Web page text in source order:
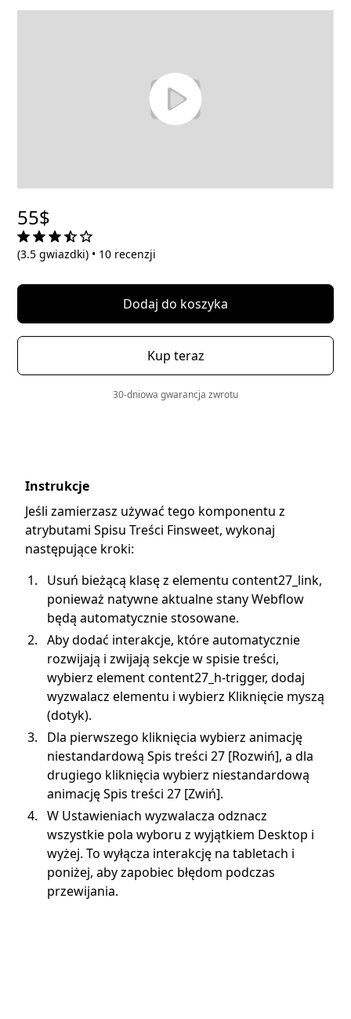
najlepsze dla swojej nieruchomości.
55$
(3.5 gwiazdki) • 10 recenzji
Dodaj do koszyka
Kup teraz
30-dniowa gwarancja zwrotu
Instrukcje
Jeśli zamierzasz używać tego komponentu z
atrybutami Spisu Treści Finsweet, wykonaj
następujące kroki:
Usuń bieżącą klasę z elementu content27_link,
ponieważ natywne aktualne stany Webflow
będą automatycznie stosowane.
Aby dodać interakcje, które automatycznie
rozwijają i zwijają sekcje w spisie treści,
wybierz element content27_h-trigger, dodaj
wyzwalacz elementu i wybierz Kliknięcie myszą
(dotyk).
Dla pierwszego kliknięcia wybierz animację
niestandardową Spis treści 27 [Rozwiń], a dla
drugiego kliknięcia wybierz niestandardową
animację Spis treści 27 [Zwiń].
W Ustawieniach wyzwalacza odznacz
wszystkie pola wyboru z wyjątkiem Desktop i
wyżej. To wyłącza interakcję na tabletach i
poniżej, aby zapobiec błędom podczas
przewijania.